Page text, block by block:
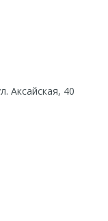
Аксайская, 40